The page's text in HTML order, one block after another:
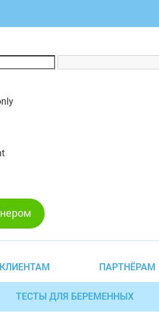
КЛИЕНТАМ ПАРТНЁРАМ
ТЕСТЫ ДЛЯ БЕРЕМЕННЫХ